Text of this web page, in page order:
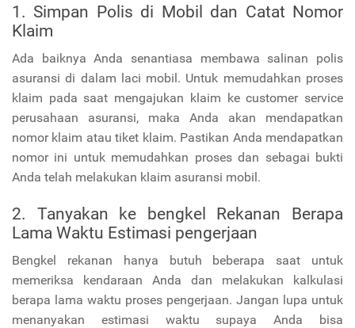
1. Simpan Polis di Mobil dan Catat Nomor
Klaim
Ada baiknya Anda senantiasa membawa salinan polis
asuransi di dalam laci mobil. Untuk memudahkan proses
klaim pada saat mengajukan klaim ke customer service
perusahaan asuransi, maka Anda akan mendapatkan
nomor klaim atau tiket klaim. Pastikan Anda mendapatkan
nomor ini untuk memudahkan proses dan sebagai bukti
Anda telah melakukan klaim asuransi mobil.
2. Tanyakan ke bengkel Rekanan Berapa
Lama Waktu Estimasi pengerjaan
Bengkel rekanan hanya butuh beberapa saat untuk
memeriksa kendaraan Anda dan melakukan kalkulasi
berapa lama waktu proses pengerjaan. Jangan lupa untuk
menanyakan estimasi waktu supaya Anda bisa